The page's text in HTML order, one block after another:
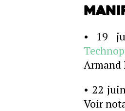
• 19
Armand
• 22
Voir